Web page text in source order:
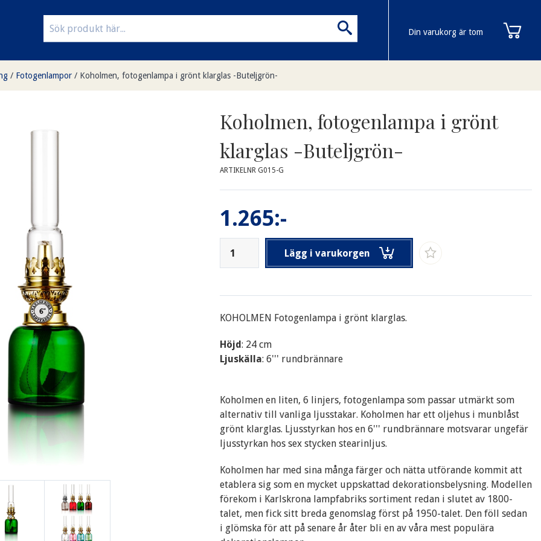
Din varukorg är tom
/ Fotogenlampor / Koholmen, fotogenlampa i grönt klarglas -Buteljgrön-
Koholmen, fotogenlampa i grönt
klarglas -Buteljgrön-
ARTIKELNR G015-G
1.265:-
Lägg i varukorgen
KOHOLMEN Fotogenlampa i grönt klarglas.
Höjd: 24 cm
Ljuskälla: 6''' rundbrännare
Koholmen en liten, 6 linjers, fotogenlampa som passar utmärkt som
alternativ till vanliga ljusstakar. Koholmen har ett oljehus i munblåst
grönt klarglas. Ljusstyrkan hos en 6''' rundbrännare motsvarar ungefär
ljusstyrkan hos sex stycken stearinljus.
Koholmen har med sina många färger och nätta utförande kommit att
etablera sig som en mycket uppskattad dekorationsbelysning. Modellen
förekom i Karlskrona lampfabriks sortiment redan i slutet av 1800-
talet, men fick sitt breda genomslag först på 1950-talet. Den föll sedan
i glömska för att på senare år åter bli en av våra mest populära